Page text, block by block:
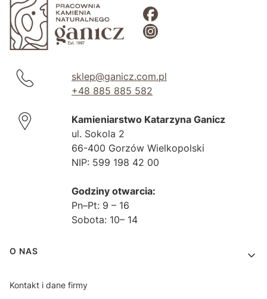
sklep@ganicz.com.pl
+48 885 885 582
Kamieniarstwo Katarzyna Ganicz
ul. Sokola 2
66-400 Gorzów Wielkopolski
NIP: 599 198 42 00
Godziny otwarcia:
Pn–Pt: 9 – 16
Sobota: 10– 14
Linki w stopce
O NAS
Kontakt i dane firmy